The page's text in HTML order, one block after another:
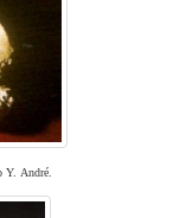
Y. André.